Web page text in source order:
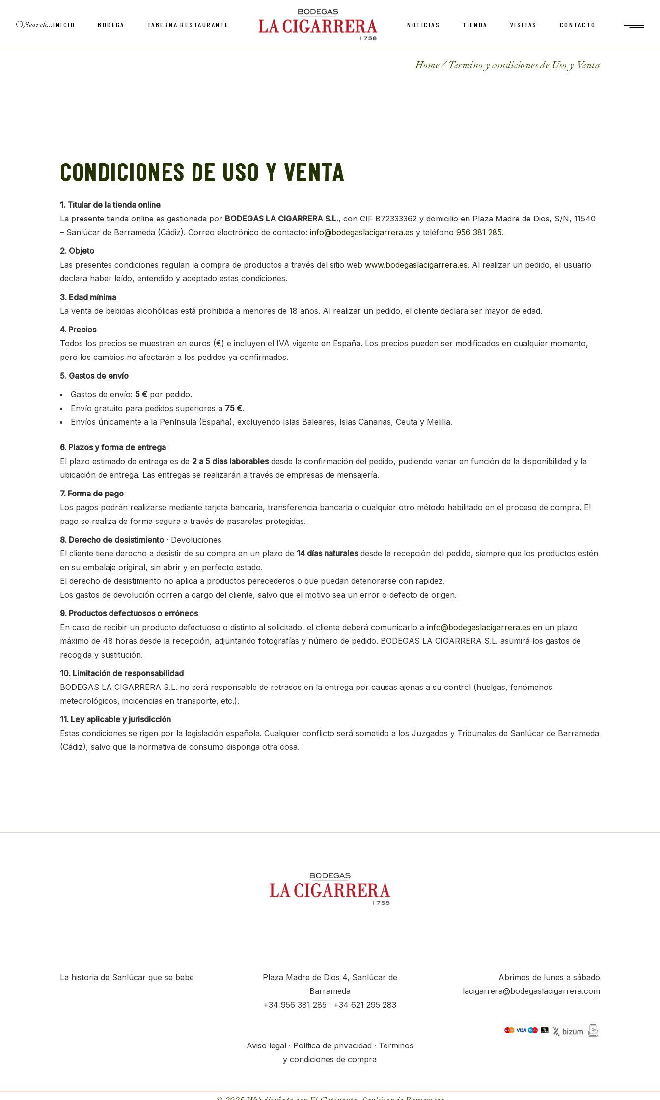
content
Search INICIO BODEGA TABERNA RESTAURANTE NOTICIAS TIENDA VISITAS CONTACTO
Carrito
Checkout
Mi cuenta
Home Termino y condiciones de Uso y Venta
CONDICIONES DE USO Y VENTA
1. Titular de la tienda online
La presente tienda online es gestionada por BODEGAS LA CIGARRERA S.L., con CIF B72333362 y domicilio en Plaza Madre de Dios, S/N, 11540
– Sanlúcar de Barrameda (Cádiz). Correo electrónico de contacto: info@bodegaslacigarrera.es y teléfono 956 381 285.
2. Objeto
Las presentes condiciones regulan la compra de productos a través del sitio web www.bodegaslacigarrera.es. Al realizar un pedido, el usuario
declara haber leído, entendido y aceptado estas condiciones.
3. Edad mínima
La venta de bebidas alcohólicas está prohibida a menores de 18 años. Al realizar un pedido, el cliente declara ser mayor de edad.
4. Precios
Todos los precios se muestran en euros (€) e incluyen el IVA vigente en España. Los precios pueden ser modificados en cualquier momento,
pero los cambios no afectarán a los pedidos ya confirmados.
5. Gastos de envío
Gastos de envío: 5 € por pedido.
Envío gratuito para pedidos superiores a 75 €.
Envíos únicamente a la Península (España), excluyendo Islas Baleares, Islas Canarias, Ceuta y Melilla.
6. Plazos y forma de entrega
El plazo estimado de entrega es de 2 a 5 días laborablesdesde la confirmación del pedido, pudiendo variar en función de la disponibilidad y la
ubicación de entrega. Las entregas se realizarán a través de empresas de mensajería.
7. Forma de pago
Los pagos podrán realizarse mediante tarjeta bancaria, transferencia bancaria o cualquier otro método habilitado en el proceso de compra. El
pago se realiza de forma segura a través de pasarelas protegidas.
8. Derecho de desistimiento · Devoluciones
El cliente tiene derecho a desistir de su compra en un plazo de 14 días naturalesdesde la recepción del pedido, siempre que los productos estén
en su embalaje original, sin abrir y en perfecto estado.
El derecho de desistimiento no aplica a productos perecederos o que puedan deteriorarse con rapidez.
Los gastos de devolución corren a cargo del cliente, salvo que el motivo sea un error o defecto de origen.
9. Productos defectuosos o erróneos
En caso de recibir un producto defectuoso o distinto al solicitado, el cliente deberá comunicarlo a info@bodegaslacigarrera.es en un plazo
máximo de 48 horas desde la recepción, adjuntando fotografías y número de pedido. BODEGAS LA CIGARRERA S.L. asumirá los gastos de
recogida y sustitución.
10. Limitación de responsabilidad
BODEGAS LA CIGARRERA S.L. no será responsable de retrasos en la entrega por causas ajenas a su control (huelgas, fenómenos
meteorológicos, incidencias en transporte, etc.).
11. Ley aplicable y jurisdicción
Estas condiciones se rigen por la legislación española. Cualquier conflicto será sometido a los Juzgados y Tribunales de Sanlúcar de Barrameda
(Cádiz), salvo que la normativa de consumo disponga otra cosa.
La historia de Sanlúcar que se bebe
Plaza Madre de Dios 4, Sanlúcar de
Barrameda
+34956 381 285 · +34621 295 283
Aviso legal· Política de privacidad · Terminos
y condiciones de compra
Abrimos de lunes a sábado
lacigarrera@bodegaslacigarrera.com